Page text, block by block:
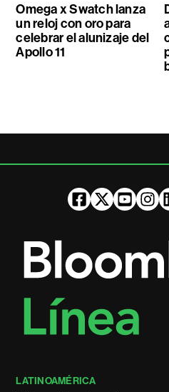
Omega x Swatch lanza
un reloj con oro para
celebrar el alunizaje del
Apollo 11
LATINOAMÉRICA